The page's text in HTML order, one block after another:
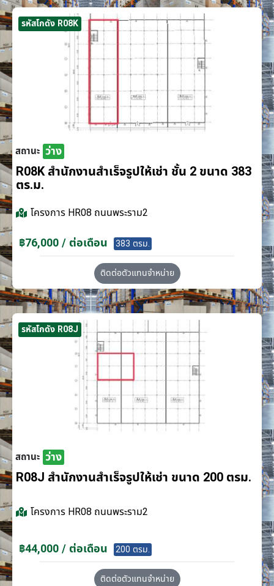
รหัสโกดัง R08K
สถานะ ว่าง
R08K สำนักงานสำเร็จรูปให้เช่า ชั้น 2 ขนาด 383
ตร.ม.
โครงการ HR08 ถนนพระราม2
฿76,000 / ต่อเดือน 383 ตรม.
ติดต่อตัวแทนจำหน่าย
รหัสโกดัง R08J
สถานะ ว่าง
R08J สำนักงานสำเร็จรูปให้เช่า ขนาด 200 ตรม.
โครงการ HR08 ถนนพระราม2
฿44,000 / ต่อเดือน 200 ตรม.
ติดต่อตัวแทนจำหน่าย